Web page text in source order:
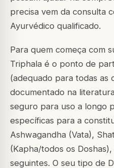
precisa vem da consulta
Ayurvédico qualificado.
Para quem começa com
Triphala é o ponto de
(adequado para todas as
documentado na
seguro para uso a longo
específicas para a
Ashwagandha (Vata),
(Kapha/todos os
seguintes. O seu tipo de